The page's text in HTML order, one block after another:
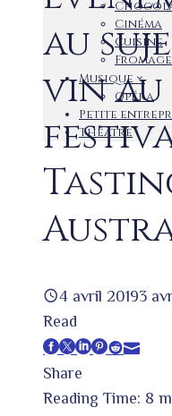
Cinéma
Cuisine
Fromage
Musique
Opéra
Petite
Théâtre
au
vin au
4 avril 20193
Read
Facebook
Twitter
LinkedIn
Pinterest
Email
Share
Reading Time: 8